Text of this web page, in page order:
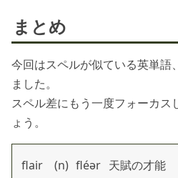
まとめ
今回はスペルが似ている英単語
ました。
スペル差にもう一度フォーカス
ょう。
flair (n) fléər 天賦の才能